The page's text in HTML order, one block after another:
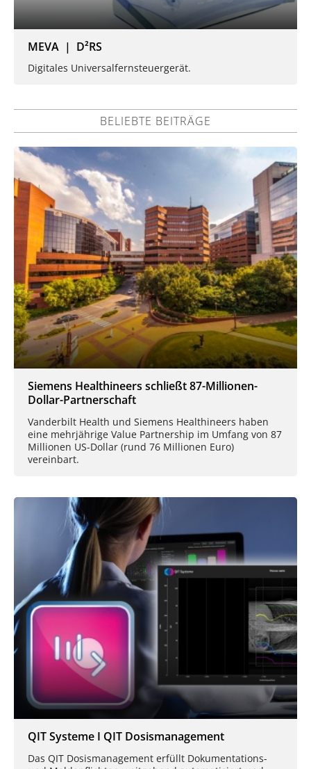
MEVA | D²RS
Digitales Universalfernsteuergerät.
BELIEBTE BEITRÄGE
Siemens Healthineers schließt 87-Millionen-
Dollar-Partnerschaft
Vanderbilt Health und Siemens Healthineers haben
eine mehrjährige Value Partnership im Umfang von 87
Millionen US-Dollar (rund 76 Millionen Euro)
vereinbart.
QIT Systeme I QIT Dosismanagement
Das QIT Dosismanagement erfüllt Dokumentations-